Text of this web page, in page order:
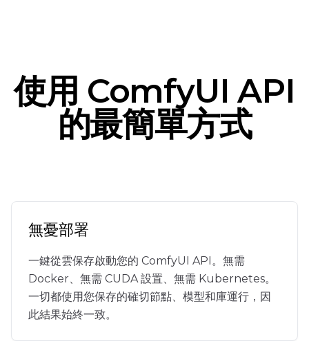
使用 ComfyUI API
的最簡單方式
無憂部署
一鍵從雲保存啟動您的 ComfyUI API。無需
Docker、無需 CUDA 設置、無需 Kubernetes。
一切都使用您保存的確切節點、模型和庫運行，因
此結果始終一致。